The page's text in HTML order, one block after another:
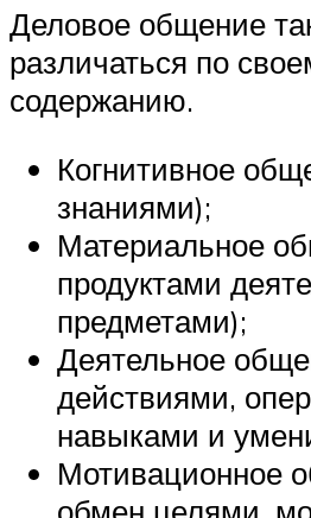
Деловое общение
различаться по
содержанию.
Когнитивное
знаниями);
Материальное
продуктами
предметами);
Деятельное
действиями,
навыками и
Мотивационное